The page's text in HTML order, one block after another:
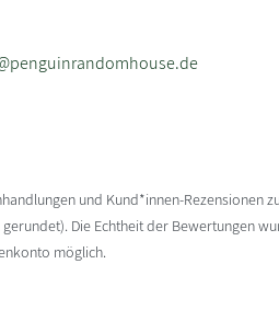
und Kund*innen-Rezensionen
Die Echtheit der Bewertungen
möglich.